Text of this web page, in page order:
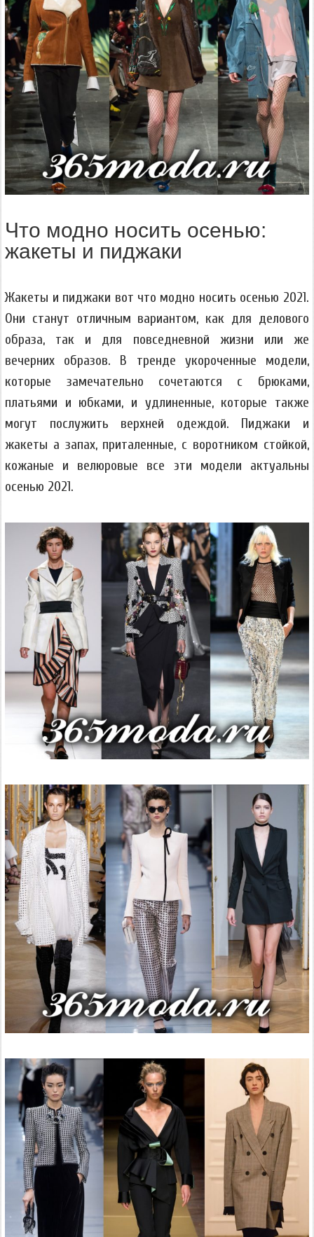
Что модно носить осенью:
жакеты и пиджаки
Жакеты и пиджаки вот что модно носить осенью 2021.
Они станут отличным вариантом, как для делового
образа, так и для повседневной жизни или же
вечерних образов. В тренде укороченные модели,
которые замечательно сочетаются с брюками,
платьями и юбками, и удлиненные, которые также
могут послужить верхней одеждой. Пиджаки и
жакеты а запах, приталенные, с воротником стойкой,
кожаные и велюровые все эти модели актуальны
осенью 2021.